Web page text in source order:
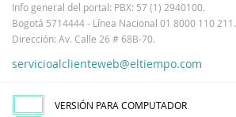
Info general del portal: PBX: 57 (1) 2940100.
Bogotá 5714444 - Línea Nacional 01 8000 110 211.
Dirección: Av. Calle 26 # 68B-70.
servicioalclienteweb@eltiempo.com
VERSIÓN PARA COMPUTADOR